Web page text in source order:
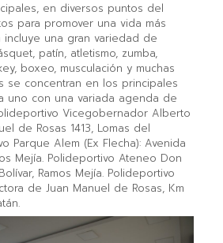
en diversos puntos del
para promover una vida más
incluye una gran variedad de
patín, atletismo, zumba,
boxeo, musculación y muchas
se concentran en los principales
uno con una variada agenda de
Vicegobernador Alberto
de Rosas 1413, Lomas del
Parque Alem (Ex Flecha): Avenida
Mejía. Polideportivo Ateneo Don
Ramos Mejía. Polideportivo
de Juan Manuel de Rosas, Km